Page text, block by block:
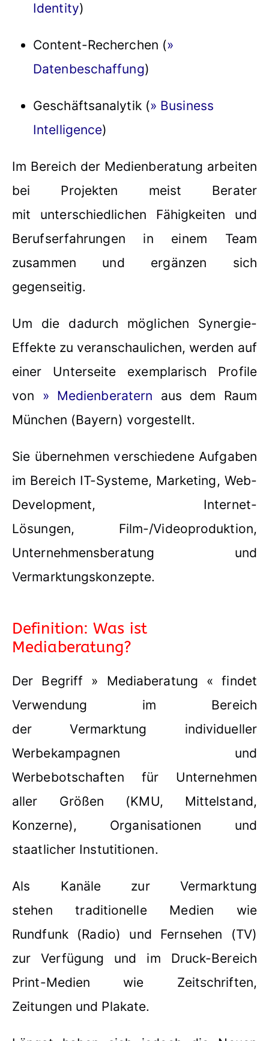
Identity)
Content-Recherchen (»
Datenbeschaffung)
Geschäftsanalytik (» Business
Intelligence)
Im Bereich der Medienberatung arbeiten
bei Projekten meist Berater
mit unterschiedlichen Fähigkeiten und
Berufserfahrungen in einem Team
zusammen und ergänzen sich
gegenseitig.
Um die dadurch möglichen Synergie-
Effekte zu veranschaulichen, werden auf
einer Unterseite exemplarisch Profile
von » Medienberatern aus dem Raum
München (Bayern) vorgestellt.
Sie übernehmen verschiedene Aufgaben
im Bereich IT-Systeme, Marketing, Web-
Development, Internet-
Lösungen, Film-/Videoproduktion,
Unternehmensberatung und
Vermarktungskonzepte.
Definition: Was ist
Mediaberatung?
Der Begriff » Mediaberatung « findet
Verwendung im Bereich
der Vermarktung individueller
Werbekampagnen und
Werbebotschaften für Unternehmen
aller Größen (KMU, Mittelstand,
Konzerne), Organisationen und
staatlicher Instutitionen.
Als Kanäle zur Vermarktung
stehen traditionelle Medien wie
Rundfunk (Radio) und Fernsehen (TV)
zur Verfügung und im Druck-Bereich
Print-Medien wie Zeitschriften,
Zeitungen und Plakate.